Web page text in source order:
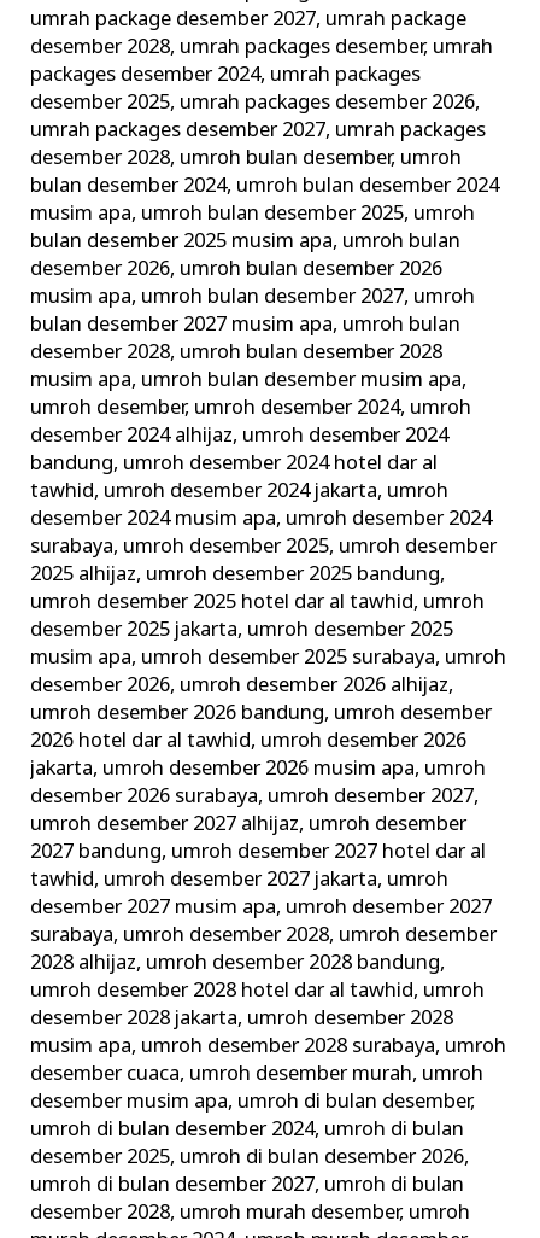
umrah package desember 2027, umrah package
desember 2028, umrah packages desember, umrah
packages desember 2024, umrah packages
desember 2025, umrah packages desember 2026,
umrah packages desember 2027, umrah packages
desember 2028, umroh bulan desember, umroh
bulan desember 2024, umroh bulan desember 2024
musim apa, umroh bulan desember 2025, umroh
bulan desember 2025 musim apa, umroh bulan
desember 2026, umroh bulan desember 2026
musim apa, umroh bulan desember 2027, umroh
bulan desember 2027 musim apa, umroh bulan
desember 2028, umroh bulan desember 2028
musim apa, umroh bulan desember musim apa,
umroh desember, umroh desember 2024, umroh
desember 2024 alhijaz, umroh desember 2024
bandung, umroh desember 2024 hotel dar al
tawhid, umroh desember 2024 jakarta, umroh
desember 2024 musim apa, umroh desember 2024
surabaya, umroh desember 2025, umroh desember
2025 alhijaz, umroh desember 2025 bandung,
umroh desember 2025 hotel dar al tawhid, umroh
desember 2025 jakarta, umroh desember 2025
musim apa, umroh desember 2025 surabaya, umroh
desember 2026, umroh desember 2026 alhijaz,
umroh desember 2026 bandung, umroh desember
2026 hotel dar al tawhid, umroh desember 2026
jakarta, umroh desember 2026 musim apa, umroh
desember 2026 surabaya, umroh desember 2027,
umroh desember 2027 alhijaz, umroh desember
2027 bandung, umroh desember 2027 hotel dar al
tawhid, umroh desember 2027 jakarta, umroh
desember 2027 musim apa, umroh desember 2027
surabaya, umroh desember 2028, umroh desember
2028 alhijaz, umroh desember 2028 bandung,
umroh desember 2028 hotel dar al tawhid, umroh
desember 2028 jakarta, umroh desember 2028
musim apa, umroh desember 2028 surabaya, umroh
desember cuaca, umroh desember murah, umroh
desember musim apa, umroh di bulan desember,
umroh di bulan desember 2024, umroh di bulan
desember 2025, umroh di bulan desember 2026,
umroh di bulan desember 2027, umroh di bulan
desember 2028, umroh murah desember, umroh